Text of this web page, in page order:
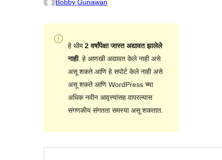
Bobby Gunawan
हे थीम2 वर्षांपेक्षा जास्त अद्यावत झालेले
नाही. हे आणखी अद्यावत केले नाही असे
असू शकते आणि हे सपोर्ट केले नाही असे
असू शकते आणि WordPress च्या
अधिक नवीन आवृत्त्यांसह वापरल्यास
संगणकीय संगतता समस्या असू शकतात.